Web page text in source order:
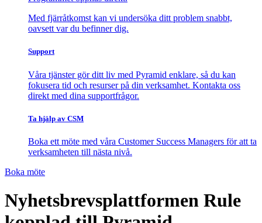
Med fjärråtkomst kan vi undersöka ditt problem snabbt,
oavsett var du befinner dig.
Support
Våra tjänster gör ditt liv med Pyramid enklare, så du kan
fokusera tid och resurser på din verksamhet. Kontakta oss
direkt med dina supportfrågor.
Ta hjälp av CSM
Boka ett möte med våra Customer Success Managers för att ta
verksamheten till nästa nivå.
Boka möte
Nyhetsbrevsplattformen Rule